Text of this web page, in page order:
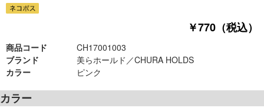
￥770（税込）
商品コード
CH17001003
ブランド
美らホールド／CHURA HOLDS
カラー
ピンク
カラー